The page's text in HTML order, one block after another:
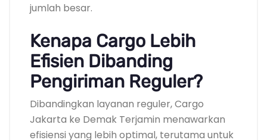
jumlah besar.
Kenapa Cargo Lebih
Efisien Dibanding
Pengiriman Reguler?
Dibandingkan layanan reguler, Cargo
Jakarta ke Demak Terjamin menawarkan
efisiensi yang lebih optimal, terutama untuk